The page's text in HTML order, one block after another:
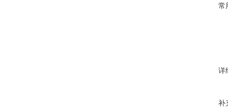
常
详
补